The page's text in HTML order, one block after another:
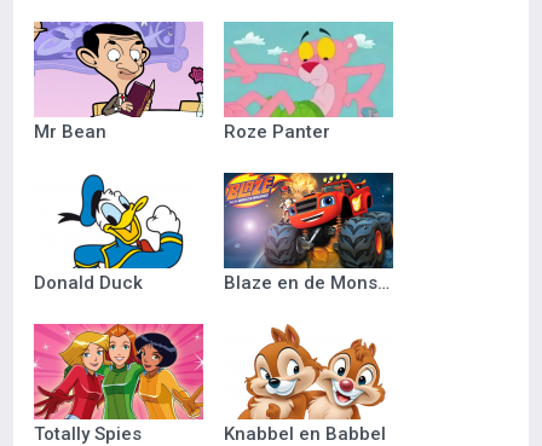
Mr Bean Roze Panter
Donald Duck Blaze en de Monsterwielen
Totally Spies Knabbel en Babbel